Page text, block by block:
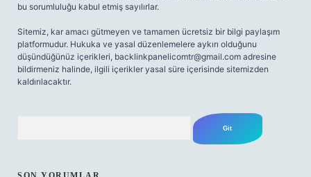
bu sorumluluğu kabul etmiş sayılırlar.
Sitemiz, kar amacı gütmeyen ve tamamen ücretsiz bir bilgi paylaşım
platformudur. Hukuka ve yasal düzenlemelere aykırı olduğunu
düşündüğünüz içerikleri, backlinkpanelicomtr@gmail.com adresine
bildirmeniz halinde, ilgili içerikler yasal süre içerisinde sitemizden
kaldırılacaktır.